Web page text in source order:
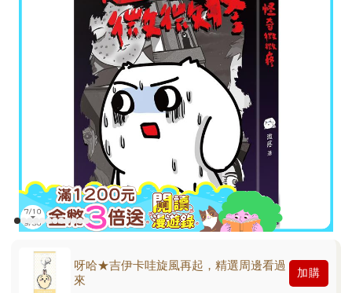
呀哈★吉伊卡哇旋風再起，精選周邊看過
來
加購